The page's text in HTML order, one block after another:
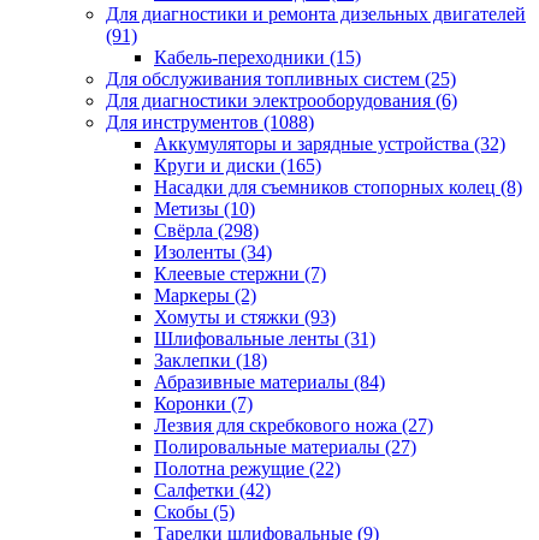
Для диагностики и ремонта дизельных двигателей
(91)
Кабель-переходники (15)
Для обслуживания топливных систем (25)
Для диагностики электрооборудования (6)
Для инструментов (1088)
Аккумуляторы и зарядные устройства (32)
Круги и диски (165)
Насадки для съемников стопорных колец (8)
Метизы (10)
Свёрла (298)
Изоленты (34)
Клеевые стержни (7)
Маркеры (2)
Хомуты и стяжки (93)
Шлифовальные ленты (31)
Заклепки (18)
Абразивные материалы (84)
Коронки (7)
Лезвия для скребкового ножа (27)
Полировальные материалы (27)
Полотна режущие (22)
Салфетки (42)
Скобы (5)
Тарелки шлифовальные (9)